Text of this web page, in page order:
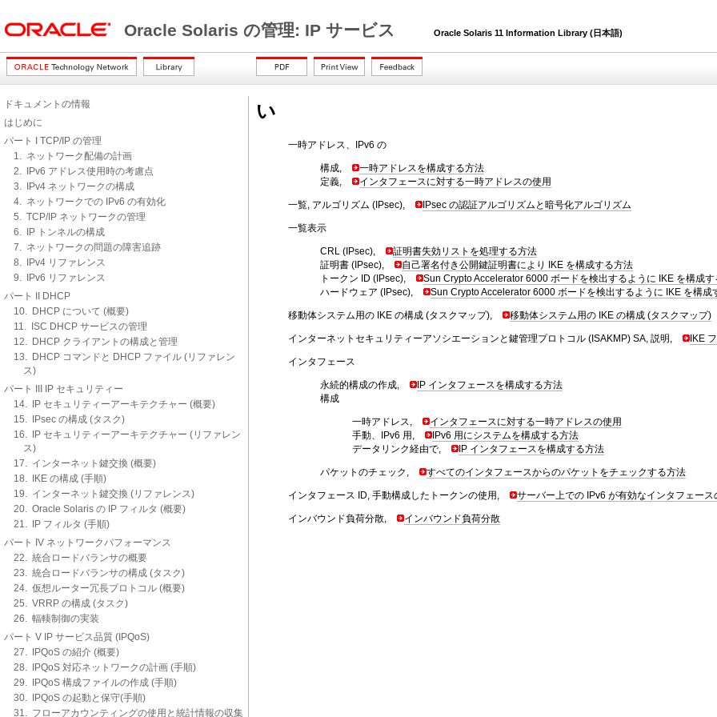
Oracle Solaris の管理: IP サービス Oracle Solaris 11 Information Library (日本語)
ドキュメントの情報
はじめに
パート I TCP/IP の管理
1. ネットワーク配備の計画
2. IPv6 アドレス使用時の考慮点
3. IPv4 ネットワークの構成
4. ネットワークでの IPv6 の有効化
5. TCP/IP ネットワークの管理
6. IP トンネルの構成
7. ネットワークの問題の障害追跡
8. IPv4 リファレンス
9. IPv6 リファレンス
パート II DHCP
10. DHCP について (概要)
11. ISC DHCP サービスの管理
12. DHCP クライアントの構成と管理
13. DHCP コマンドと DHCP ファイル (リファレン
ス)
パート III IP セキュリティー
14. IP セキュリティーアーキテクチャー (概要)
15. IPsec の構成 (タスク)
16. IP セキュリティーアーキテクチャー (リファレン
ス)
17. インターネット鍵交換 (概要)
18. IKE の構成 (手順)
19. インターネット鍵交換 (リファレンス)
20. Oracle Solaris の IP フィルタ (概要)
21. IP フィルタ (手順)
パート IV ネットワークパフォーマンス
22. 統合ロードバランサの概要
23. 統合ロードバランサの構成 (タスク)
24. 仮想ルーター冗長プロトコル (概要)
25. VRRP の構成 (タスク)
26. 輻輳制御の実装
パート V IP サービス品質 (IPQoS)
27. IPQoS の紹介 (概要)
28. IPQoS 対応ネットワークの計画 (手順)
29. IPQoS 構成ファイルの作成 (手順)
30. IPQoS の起動と保守(手順)
31. フローアカウンティングの使用と統計情報の収集
い
一時アドレス、IPv6 の
構成,
一時アドレスを構成する方法
定義,
インタフェースに対する一時アドレスの使用
一覧, アルゴリズム (IPsec), IPsec の認証アルゴリズムと暗号化アルゴリズム
一覧表示
CRL (IPsec),
証明書失効リストを処理する方法
証明書 (IPsec),
自己署名付き公開鍵証明書により IKE を構成する方法
トークン ID (IPsec),
Sun Crypto Accelerator 6000 ボードを検出するように IKE を構成す
ハードウェア (IPsec),
Sun Crypto Accelerator 6000 ボードを検出するように IKE を構成
移動体システム用の IKE の構成 (タスクマップ), 移動体システム用の IKE の構成 (タスクマップ)
インターネットセキュリティーアソシエーションと鍵管理プロトコル (ISAKMP) SA, 説明, IKE
インタフェース
永続的構成の作成,
IP インタフェースを構成する方法
構成
一時アドレス,
インタフェースに対する一時アドレスの使用
手動、IPv6 用,
IPv6 用にシステムを構成する方法
データリンク経由で,
IP インタフェースを構成する方法
パケットのチェック, すべてのインタフェースからのパケットをチェックする方法
インタフェース ID, 手動構成したトークンの使用, サーバー上での IPv6 が有効なインタフェース
インバウンド負荷分散, インバウンド負荷分散